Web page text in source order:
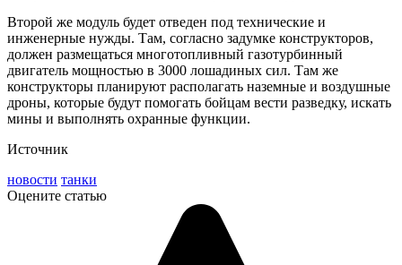
Второй же модуль будет отведен под технические и
инженерные нужды. Там, согласно задумке конструкторов,
должен размещаться многотопливный газотурбинный
двигатель мощностью в 3000 лошадиных сил. Там же
конструкторы планируют располагать наземные и воздушные
дроны, которые будут помогать бойцам вести разведку, искать
мины и выполнять охранные функции.
Источник
новости танки
Оцените статью